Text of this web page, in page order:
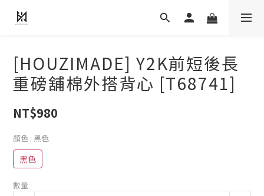
[HOUZIMADE] Y2K前短後長
重磅舖棉外搭背心 [T68741]
NT$980
顏色 : 黑色
黑色
數量